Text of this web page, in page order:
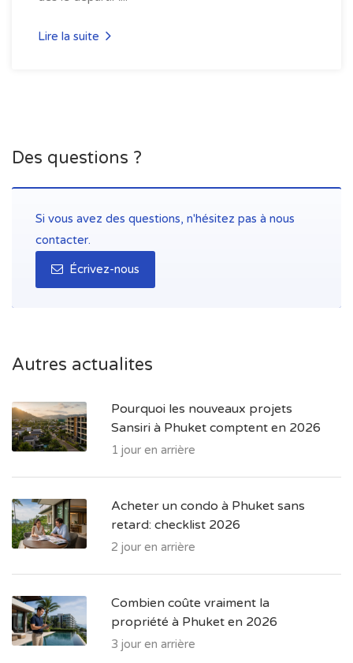
Lire la suite
Des questions ?
Si vous avez des questions, n'hésitez pas à nous
contacter.
Écrivez-nous
Autres actualites
Pourquoi les nouveaux projets
Sansiri à Phuket comptent en 2026
1 jour en arrière
Acheter un condo à Phuket sans
retard: checklist 2026
2 jour en arrière
Combien coûte vraiment la
propriété à Phuket en 2026
3 jour en arrière